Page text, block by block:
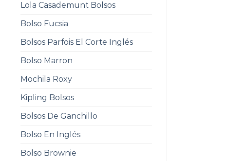
Lola Casademunt Bolsos
Bolso Fucsia
Bolsos Parfois El Corte Inglés
Bolso Marron
Mochila Roxy
Kipling Bolsos
Bolsos De Ganchillo
Bolso En Inglés
Bolso Brownie